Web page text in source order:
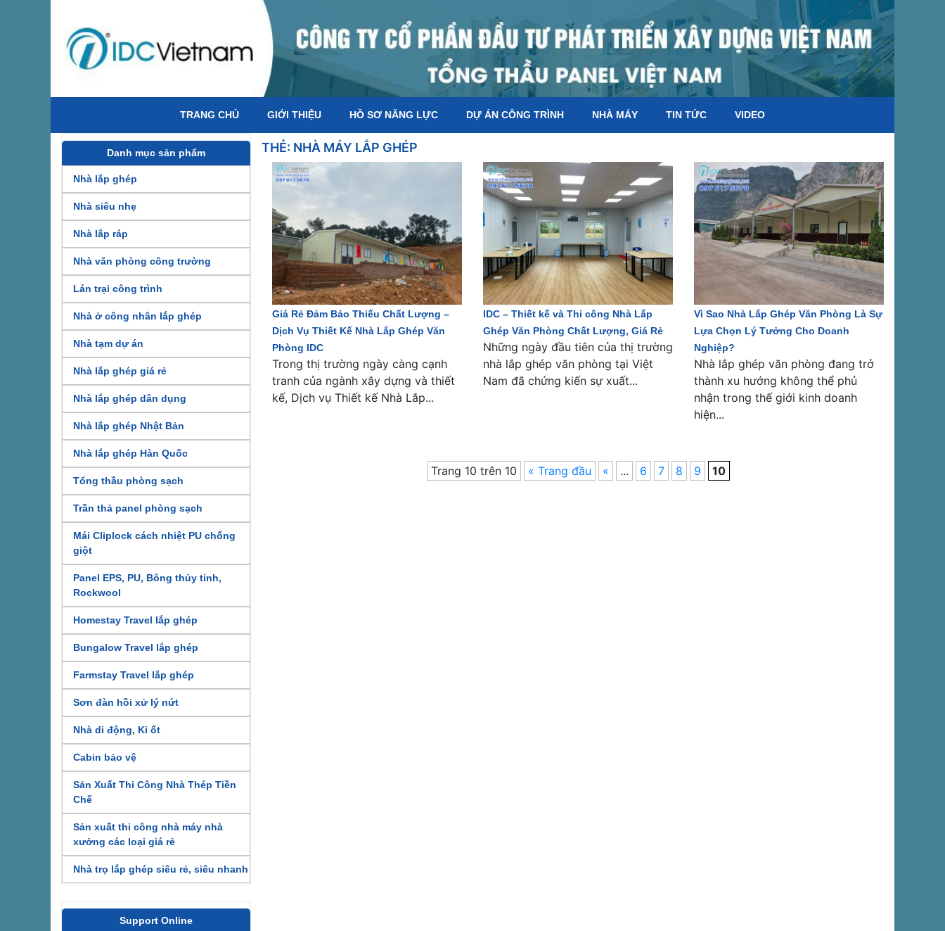
TRANG CHỦ GIỚI THIỆU HỒ SƠ NĂNG LỰC DỰ ÁN CÔNG TRÌNH NHÀ MÁY TIN TỨC VIDEO
Danh mục sản phẩm
Nhà lắp ghép
Nhà siêu nhẹ
Nhà lắp ráp
Nhà văn phòng công trường
Lán trại công trình
Nhà ở công nhân lắp ghép
Nhà tạm dự án
Nhà lắp ghép giá rẻ
Nhà lắp ghép dân dụng
Nhà lắp ghép Nhật Bản
Nhà lắp ghép Hàn Quốc
Tổng thầu phòng sạch
Trần thả panel phòng sạch
Mái Cliplock cách nhiệt PU chống
giột
Panel EPS, PU, Bông thủy tinh,
Rockwool
Homestay Travel lắp ghép
Bungalow Travel lắp ghép
Farmstay Travel lắp ghép
Sơn đàn hồi xử lý nứt
Nhà di động, Ki ốt
Cabin bảo vệ
Sản Xuất Thi Công Nhà Thép Tiền
Chế
Sản xuất thi công nhà máy nhà
xưởng các loại giá rẻ
Nhà trọ lắp ghép siêu rẻ, siêu nhanh
Support Online
THẺ: NHÀ MÁY LẮP GHÉP
Giá Rẻ Đảm Bảo Thiếu Chất Lượng –
Dịch Vụ Thiết Kế Nhà Lắp Ghép Văn
Phòng IDC
Trong thị trường ngày càng cạnh
tranh của ngành xây dựng và thiết
kế, Dịch vụ Thiết kế Nhà Lắp...
IDC – Thiết kế và Thi công Nhà Lắp
Ghép Văn Phòng Chất Lượng, Giá Rẻ
Những ngày đầu tiên của thị trường
nhà lắp ghép văn phòng tại Việt
Nam đã chứng kiến sự xuất...
Vì Sao Nhà Lắp Ghép Văn Phòng Là Sự
Lựa Chọn Lý Tưởng Cho Doanh
Nghiệp?
Nhà lắp ghép văn phòng đang trở
thành xu hướng không thể phủ
nhận trong thế giới kinh doanh
hiện...
Trang 10 trên 10 « Trang đầu « ... 6 7 8 9 10